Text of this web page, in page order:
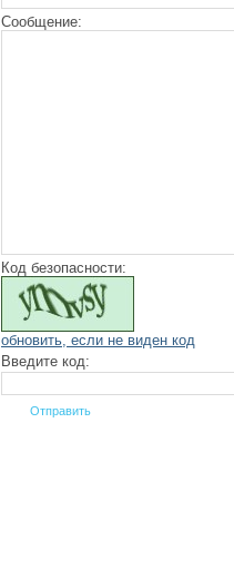
Сообщение:
Код безопасности:
обновить, если не виден код
Введите код: